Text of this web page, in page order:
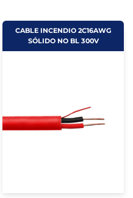
CABLE INCENDIO 2C16AWG
SÓLIDO NO BL 300V